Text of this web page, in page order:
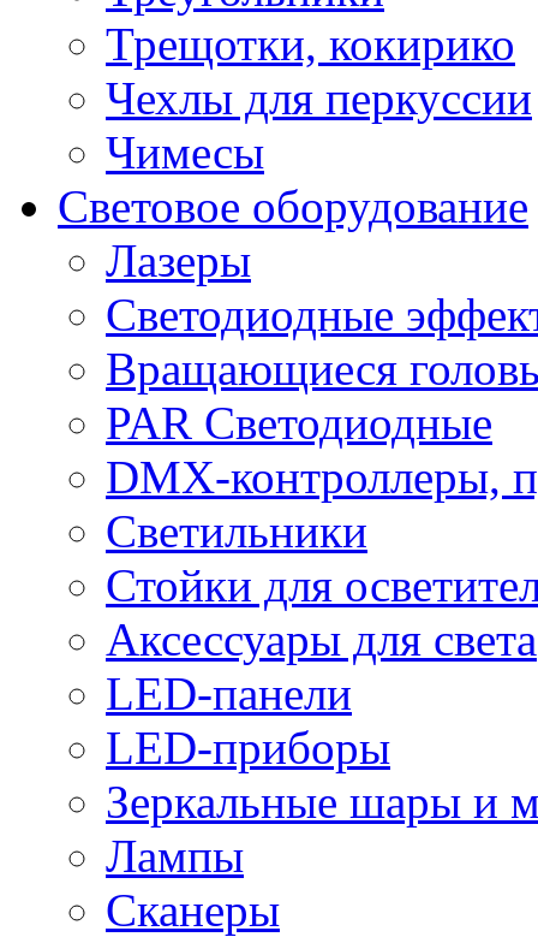
Трещотки, кокирико
Чехлы для перкуссии
Чимесы
Световое оборудование
Лазеры
Светодиодные
Вращающиеся
PAR Светодиодные
DMX-контроллеры,
Светильники
Стойки для
Аксессуары для света
LED-панели
LED-приборы
Зеркальные шары и
Лампы
Сканеры